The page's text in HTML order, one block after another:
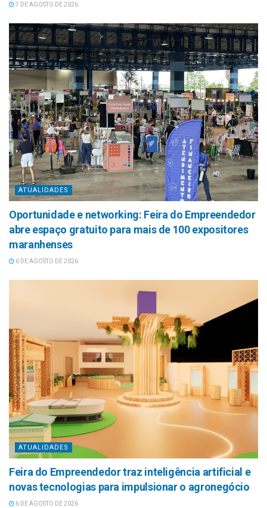
7 DE AGOSTO DE 2026
ATUALIDADES
Oportunidade e networking: Feira do Empreendedor
abre espaço gratuito para mais de 100 expositores
maranhenses
6 DE AGOSTO DE 2026
ATUALIDADES
Feira do Empreendedor traz inteligência artificial e
novas tecnologias para impulsionar o agronegócio
6 DE AGOSTO DE 2026